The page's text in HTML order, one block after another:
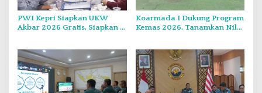
PWI Kepri Siapkan UKW
Akbar 2026 Gratis, Siapkan 6
Koarmada I Dukung Program
Kemas 2026, Tanamkan Nilai